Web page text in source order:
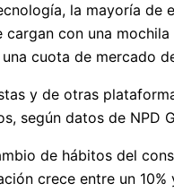
la mayoría de
cargan con una
cuota de mercado
y de otras
según datos de NPD
de hábitos del
crece entre un